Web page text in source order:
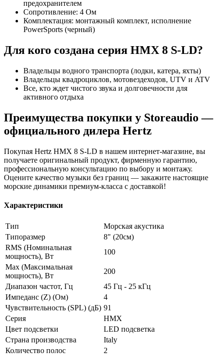
предохранителем
Сопротивление: 4 Ом
Комплектация: монтажный комплект, исполнение
PowerSports (черный)
Для кого создана серия HMX 8 S-LD?
Владельцы водного транспорта (лодки, катера, яхты)
Владельцы квадроциклов, мотовездеходов, UTV и ATV
Все, кто ждет чистого звука и долговечности для
активного отдыха
Преимущества покупки у Storeaudio —
официального дилера Hertz
Покупая Hertz HMX 8 S-LD в нашем интернет-магазине, вы
получаете оригинальный продукт, фирменную гарантию,
профессиональную консультацию по выбору и монтажу.
Оцените качество музыки без границ — закажите настоящие
морские динамики премиум-класса с доставкой!
Характеристики
Тип
Морская акустика
Типоразмер
8" (20см)
RMS (Номинальная
мощность), Вт
100
Max (Максимальная
мощность), Вт
200
Диапазон частот, Гц
45 Гц - 25 кГц
Импеданс (Z) (Ом)
4
Чувствительность (SPL) (дБ) 91
Серия
HMX
Цвет подсветки
LED подсветка
Страна производства
Italy
Количество полос
2